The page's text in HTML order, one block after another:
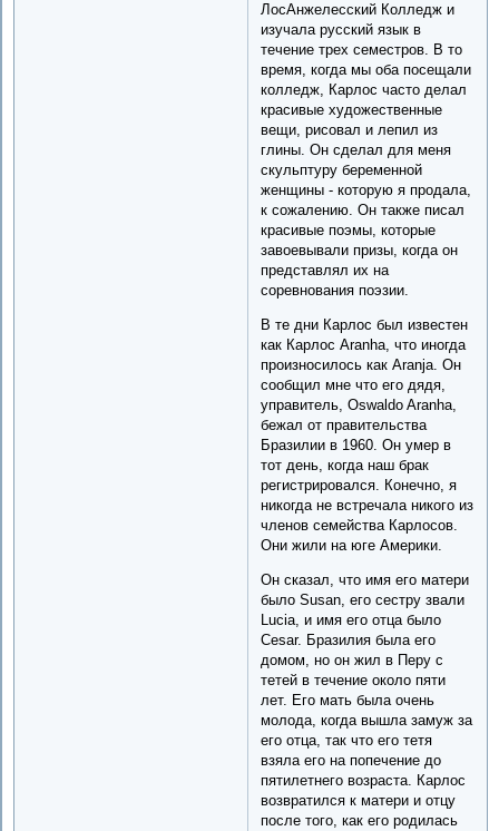
ЛосАнжелесский Колледж и
изучала русский язык в
течение трех семестров. В то
время, когда мы оба посещали
колледж, Карлос часто делал
красивые художественные
вещи, рисовал и лепил из
глины. Он cделал для меня
скульптуру беременной
женщины - которую я продала,
к сожалению. Он также писал
красивые поэмы, которые
завоевывали призы, когда он
представлял их на
соревнования поэзии.
В те дни Карлос был известен
как Карлос Aranha, что иногда
произносилось как Aranja. Он
сообщил мне что его дядя,
управитель, Oswaldo Aranha,
бежал от правительства
Бразилии в 1960. Он умер в
тот день, когда наш брак
регистрировался. Конечно, я
никогда не встречала никого из
членов семейства Карлосов.
Они жили на юге Америки.
Он сказал, что имя его матери
было Susan, его сестру звали
Lucia, и имя его отца было
Cesar. Бразилия была его
домом, но он жил в Перу с
тетей в течение около пяти
лет. Его мать была очень
молода, когда вышла замуж за
его отца, так что его тетя
взяла его на попечение до
пятилетнего возраста. Карлос
возвратился к матери и отцу
после того, как его родилась